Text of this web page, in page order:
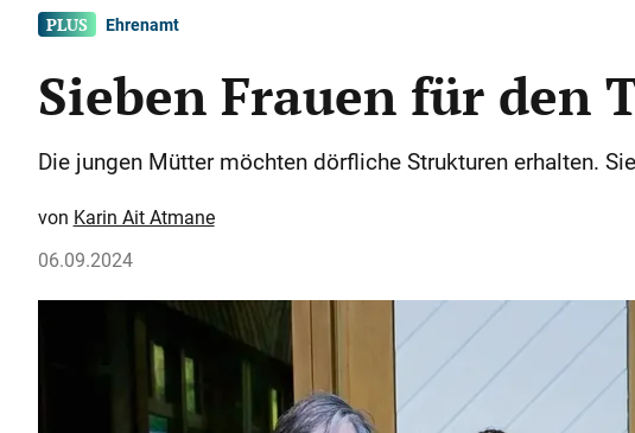
Ehrenamt
Sieben Frauen für den
Die jungen Mütter möchten dörfliche Strukturen erhalten.
Karin Ait Atmane
06.09.2024